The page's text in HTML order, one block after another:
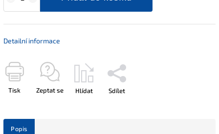
Detailní informace
Tisk Zeptat se Hlídat Sdílet
Popis